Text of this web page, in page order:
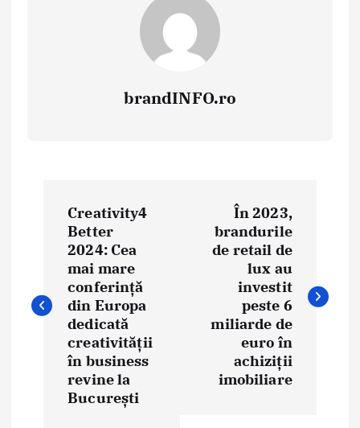
brandINFO.ro
i
g
Creativity4
Better
2024: Cea
mai mare
conferință
din Europa
dedicată
creativității
în business
revine la
București
În 2023,
brandurile
de retail de
lux au
investit
peste 6
miliarde de
euro în
achiziții
imobiliare